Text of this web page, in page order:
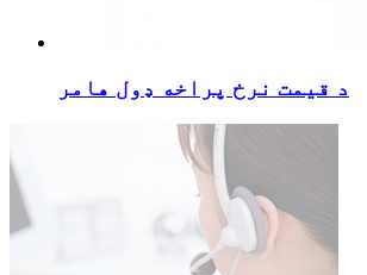
د قیمت نرخ پراخه ډول هامر